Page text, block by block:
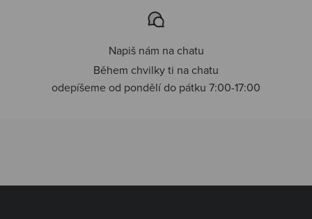
Napiš nám na chatu
Během chvilky ti na chatu
odepíšeme od pondělí do pátku 7:00-17:00